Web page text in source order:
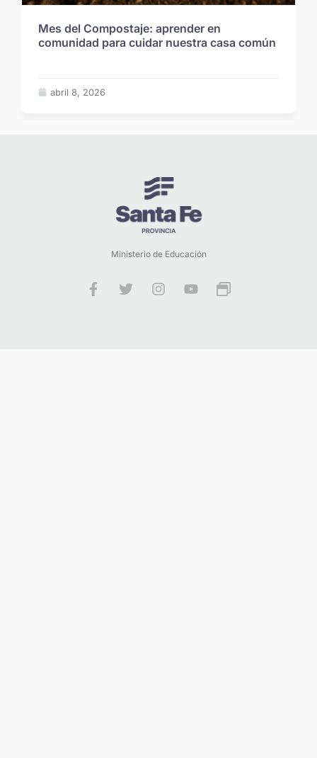
Mes del Compostaje: aprender en
comunidad para cuidar nuestra casa común
abril 8, 2026
Ministerio de Educación